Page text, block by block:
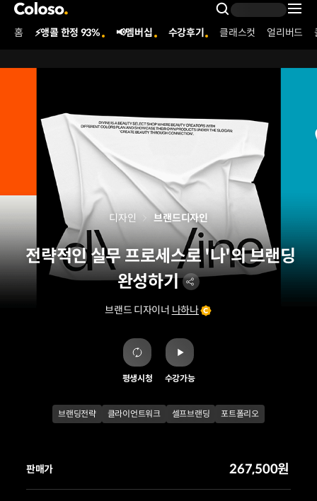
콜로소
Search
Coloso Menu
홈 ⚡앵콜 한정 93% 📢멤버십 수강후기 클래스컷 얼리버드
전략적인 실무 프로세스로 '나'의 브랜딩
완성하기
브랜드 디자이너 나하나
디자인 브랜드디자인
평생시청 수강가능
브랜딩전략 클라이언트워크 셀프브랜딩 포트폴리오
판매가 267,500원